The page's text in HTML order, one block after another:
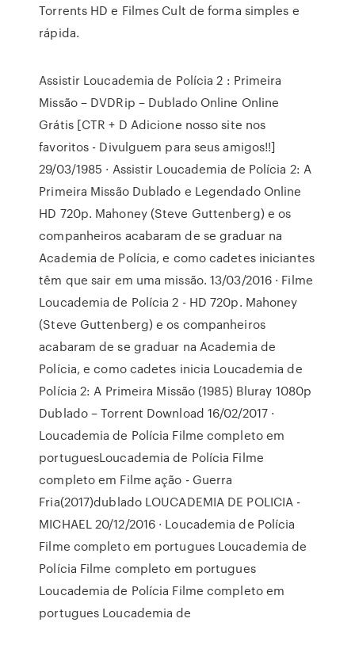
Torrents HD e Filmes Cult de forma simples e
rápida.
Assistir Loucademia de Polícia 2 : Primeira
Missão – DVDRip – Dublado Online Online
Grátis [CTR + D Adicione nosso site nos
favoritos - Divulguem para seus amigos!!]
29/03/1985 · Assistir Loucademia de Polícia 2: A
Primeira Missão Dublado e Legendado Online
HD 720p. Mahoney (Steve Guttenberg) e os
companheiros acabaram de se graduar na
Academia de Polícia, e como cadetes iniciantes
têm que sair em uma missão. 13/03/2016 · Filme
Loucademia de Polícia 2 - HD 720p. Mahoney
(Steve Guttenberg) e os companheiros
acabaram de se graduar na Academia de
Polícia, e como cadetes inicia Loucademia de
Polícia 2: A Primeira Missão (1985) Bluray 1080p
Dublado – Torrent Download 16/02/2017 ·
Loucademia de Polícia Filme completo em
portuguesLoucademia de Polícia Filme
completo em Filme ação - Guerra
Fria(2017)dublado LOUCADEMIA DE POLICIA -
MICHAEL 20/12/2016 · Loucademia de Polícia
Filme completo em portugues Loucademia de
Polícia Filme completo em portugues
Loucademia de Polícia Filme completo em
portugues Loucademia de